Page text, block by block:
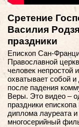
Сретение
Василия
праздники
Епископ Сан-
Православной
человек непростой
охватывает собой
после падения
Веры. Это видео –
праздники
диплома лауреата и
многосерийный